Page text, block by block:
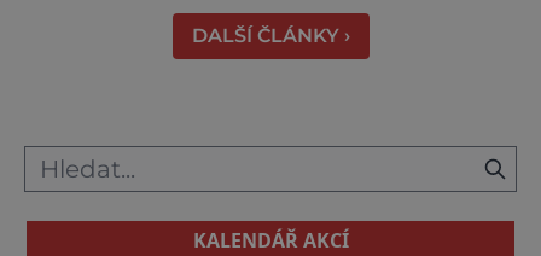
práci tehdejších horníků. [gallery
ids="91631,91630,91632,91633,91634,91635,9
DALŠÍ ČLÁNKY ›
KALENDÁŘ AKCÍ